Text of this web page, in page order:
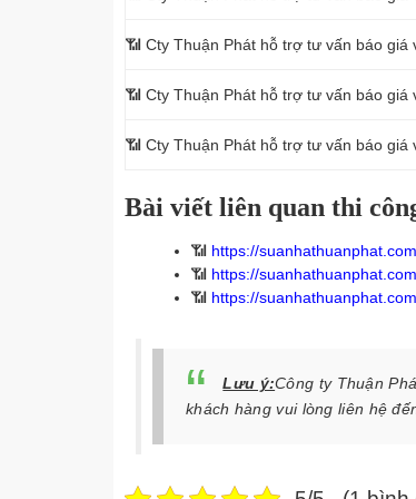
📶 Cty Thuận Phát hỗ trợ tư vấn báo giá
📶 Cty Thuận Phát hỗ trợ tư vấn báo giá
📶 Cty Thuận Phát hỗ trợ tư vấn báo giá
Bài viết liên quan thi
📶 https://
📶 https://
📶 https://
Lưu ý:Công ty Thuận
khách hàng vui lòng liên hệ